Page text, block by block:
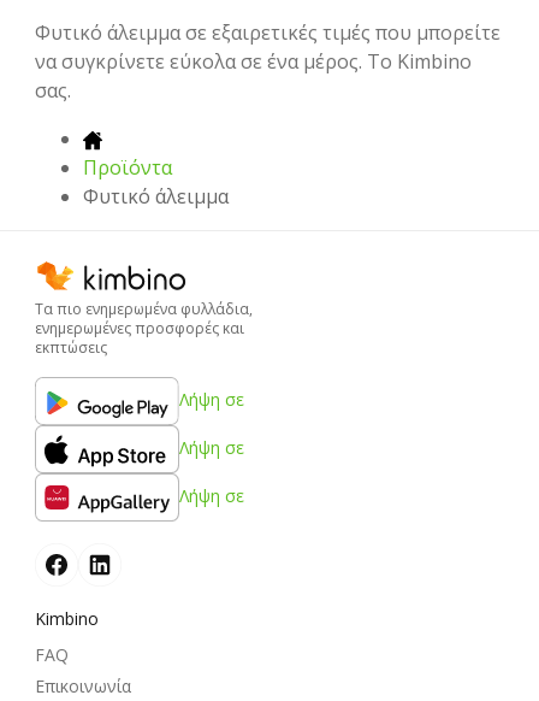
Φυτικό άλειμμα σε εξαιρετικές τιμές που μπορείτε
να συγκρίνετε εύκολα σε ένα μέρος. Το Kimbino
σας.
Προϊόντα
Φυτικό άλειμμα
Τα πιο ενημερωμένα φυλλάδια,
ενημερωμένες προσφορές και
εκπτώσεις
Λήψη σε
Λήψη σε
Λήψη σε
Kimbino
FAQ
Επικοινωνία